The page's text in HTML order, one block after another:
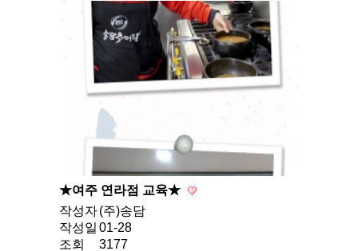
★여주 연라점 교육★
작성자(주)송담
작성일 01-28
조회
3177